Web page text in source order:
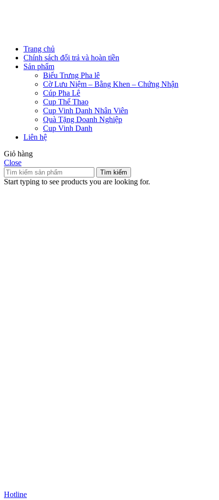
Trang chủ
Chính sách đổi trả và hoàn tiền
Sản phẩm
Biểu Trưng Pha lê
Cờ Lưu Niệm – Bằng Khen – Chứng Nhận
Cúp Pha Lê
Cup Thể Thao
Cup Vinh Danh Nhân Viên
Quà Tặng Doanh Nghiệp
Cup Vinh Danh
Liên hệ
Giỏ hàng
Close
Tìm kiếm
Start typing to see products you are looking for.
Hotline